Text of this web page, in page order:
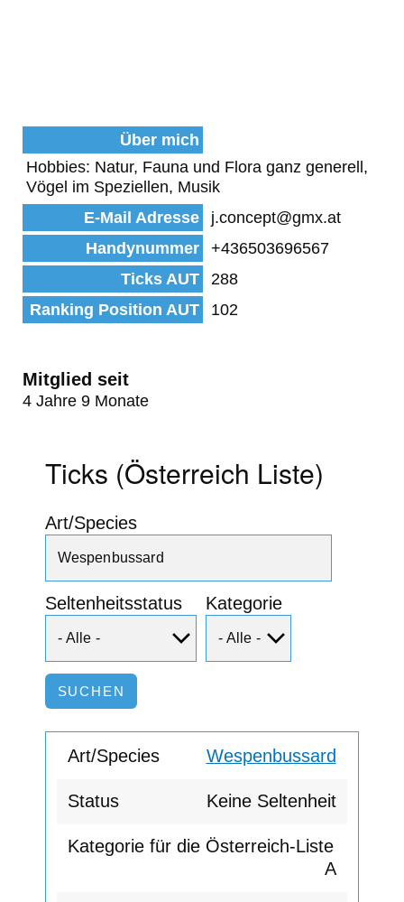
Über mich
Hobbies: Natur, Fauna und Flora ganz generell,
Vögel im Speziellen, Musik
E-Mail Adresse
j.concept@gmx.at
Handynummer
+436503696567
Ticks AUT
288
Ranking Position AUT
102
Mitglied seit
4 Jahre 9 Monate
Ticks (Österreich Liste)
Art/Species
Seltenheitsstatus Kategorie
Wespenbussard
Keine Seltenheit
A